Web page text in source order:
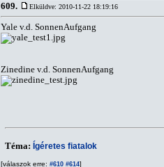
609. Elküldve: 2010-11-22 18:19:16
Yale v.d. SonnenAufgang
Zinedine v.d. SonnenAufgang
Téma: Ígéretes fiatalok
[válaszok erre: #610 #614]